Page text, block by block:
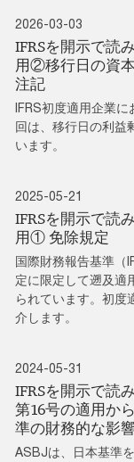
2026-03-03
IFRSを開示で読
用②移行日の資
注記
IFRS初度適用企業
回は、移行日の利益
います。
2025-05-21
IFRSを開示で読
用① 免除規定
国際財務報告基準（
定に限定して遡及適
られています。初度
介します。
2024-05-31
IFRSを開示で読
第16号の適用か
準の財務的な影響
ASBJは、日本基準